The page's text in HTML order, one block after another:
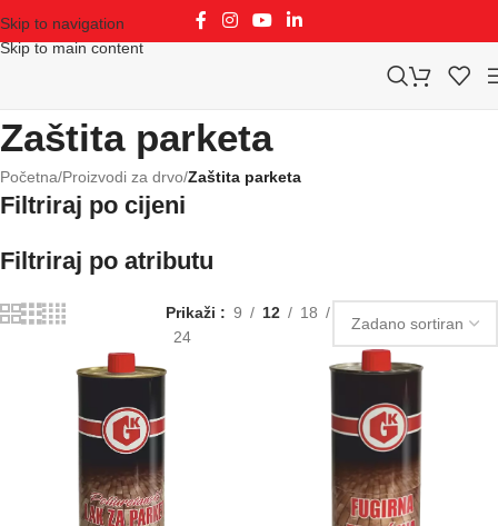
Skip to navigation
Skip to main content
Zaštita parketa
Početna/Proizvodi za drvo/Zaštita parketa
Filtriraj po cijeni
Filtriraj po atributu
Prikaži 9 12
18
24